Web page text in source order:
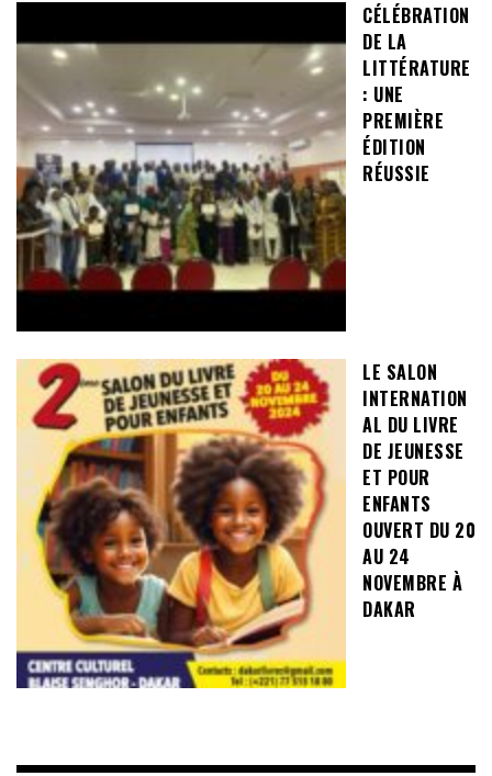
CÉLÉBRATION
DE LA
LITTÉRATURE
: UNE
PREMIÈRE
ÉDITION
RÉUSSIE
LE SALON
INTERNATION
AL DU LIVRE
DE JEUNESSE
ET POUR
ENFANTS
OUVERT DU 20
AU 24
NOVEMBRE À
DAKAR